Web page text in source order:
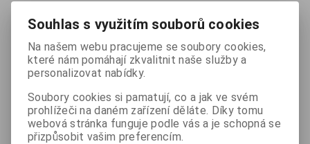
Záruka (měsíců): 24 Termín dodání obvykle (dny):skladem
Skladem:196 ks Prodejna Zlín:120 Sklad Spytihněv:76
Podrobný popis
Souhlas s využitím souborů cookies
Na našem webu pracujeme se soubory cookies,
které nám pomáhají zkvalitnit naše služby a
personalizovat nabídky.
Soubory cookies si pamatují, co a jak ve svém
prohlížeči na daném zařízení děláte. Díky tomu
webová stránka funguje podle vás a je schopná se
přizpůsobit vašim preferencím.